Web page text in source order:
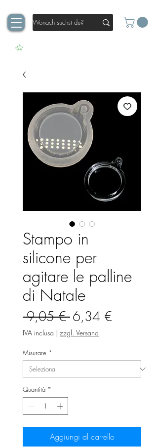
Stampo in
silicone per
agitare le palline
di Natale
9,05 € Prezzo
regolare
6,34 €
IVA inclusa | zzgl. Versand
Misurare *
Quantità *
Aggiungi al carrello